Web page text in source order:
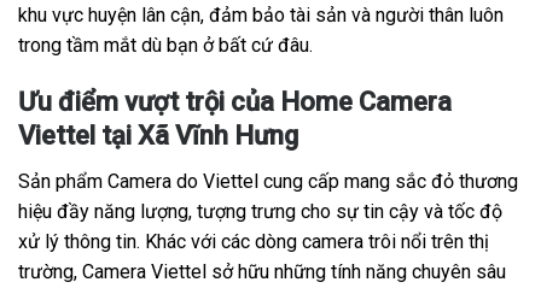
khu vực huyện lân cận, đảm bảo tài sản và người thân luôn
trong tầm mắt dù bạn ở bất cứ đâu.
Ưu điểm vượt trội của Home Camera
Viettel tại Xã Vĩnh Hưng
Sản phẩm Camera do Viettel cung cấp mang sắc đỏ thương
hiệu đầy năng lượng, tượng trưng cho sự tin cậy và tốc độ
xử lý thông tin. Khác với các dòng camera trôi nổi trên thị
trường, Camera Viettel sở hữu những tính năng chuyên sâu